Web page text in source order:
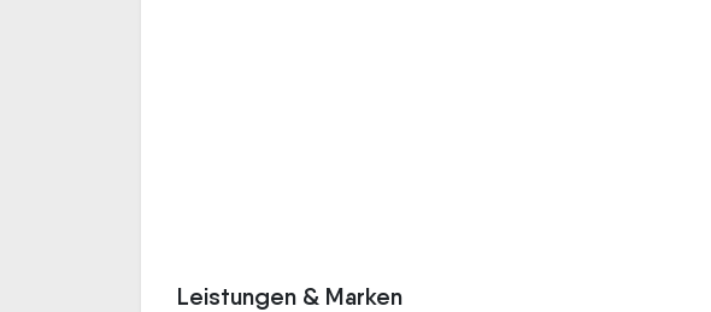
Leistungen & Marken